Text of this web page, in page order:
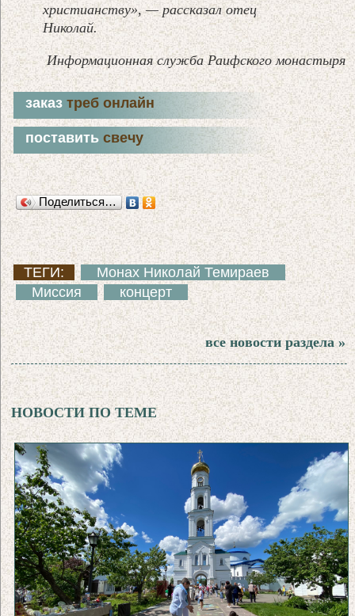
христианству», — рассказал отец
Николай.
Информационная служба Раифского монастыря
заказтреб онлайн
поставитьсвечу
Поделиться…
ТЕГИ:
Монах Николай Темираев
Миссия
концерт
все новости раздела »
НОВОСТИ ПО ТЕМЕ